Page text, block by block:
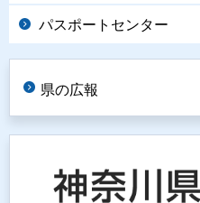
パスポートセンター
県の広報